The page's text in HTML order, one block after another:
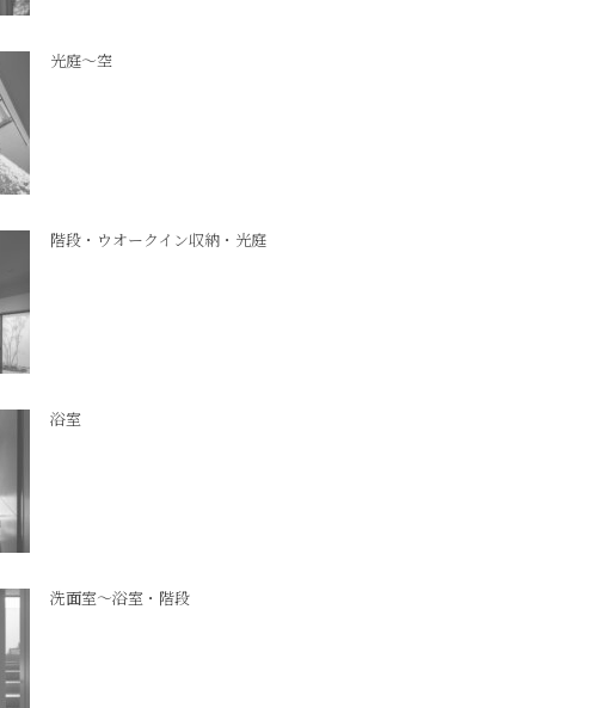
光庭～空
階段・ウオークイン収納・光庭
浴室
洗面室～浴室・階段